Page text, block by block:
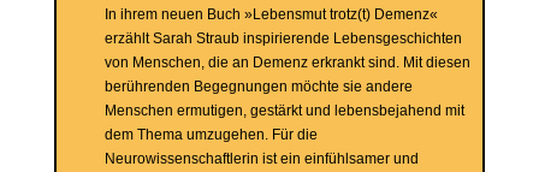
In ihrem neuen Buch »Lebensmut trotz(t) Demenz«
erzählt Sarah Straub inspirierende Lebensgeschichten
von Menschen, die an Demenz erkrankt sind. Mit diesen
berührenden Begegnungen möchte sie andere
Menschen ermutigen, gestärkt und lebensbejahend mit
dem Thema umzugehen. Für die
Neurowissenschaftlerin ist ein einfühlsamer und